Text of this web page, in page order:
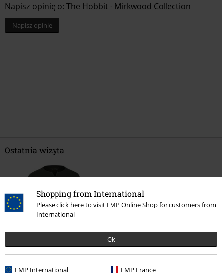
Shopping from International
Please click here to visit EMP Online Shop for customers from
International
Ok
EMP International EMP France
Napisz opinię o: The Hobbit - Mirkwood Collection
Napisz opinię
Ostatnia wizyta
%